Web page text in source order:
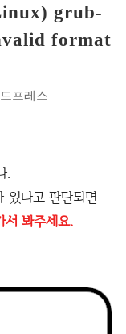
grub-
format
프레스
.
있다고 판단되면
서 봐주세요.